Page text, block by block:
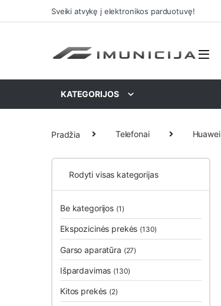
Praleisti ir pereiti prie navigacijos
Pereiti prie turinioSveiki atvykę į elektronikos parduotuvę!
KATEGORIJOS
Pradžia Telefonai Huawei
Rodyti visas kategorijas
Be kategorijos (1)
Ekspozicinės prekės (130)
Garso aparatūra (27)
Išpardavimas (130)
Kitos prekės (2)